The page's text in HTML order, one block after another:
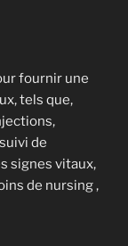
fournir une
tels que,
de
signes vitaux,
de nursing ,